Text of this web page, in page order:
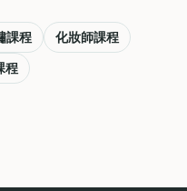
課程 化妝師課程
程